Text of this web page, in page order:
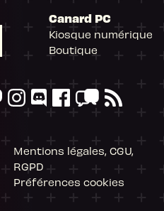
Canard PC
Kiosque numérique
Boutique
Mentions légales, CGU,
RGPD
Préférences cookies